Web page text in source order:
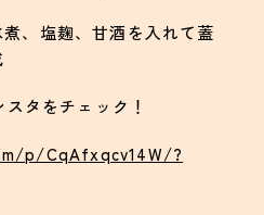
、塩麹、甘酒を入れて蓋
タをチェック！
p/CqAfxqcv14W/?